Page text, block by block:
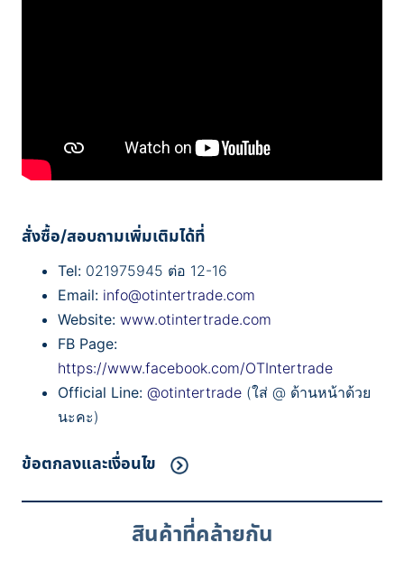
สั่งซื้อ/สอบถามเพิ่มเติมได้ที่
Tel: 021975945 ต่อ 12-16
Email: info@otintertrade.com
Website: www.otintertrade.com
FB Page:
https://www.facebook.com/OTIntertrade
Official Line: @otintertrade (ใส่ @ ด้านหน้าด้วย
นะคะ)
ข้อตกลงและเงื่อนไข
สินค้าที่คล้ายกัน